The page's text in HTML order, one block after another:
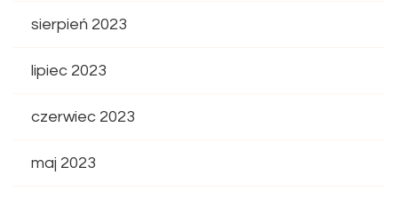
sierpień 2023
lipiec 2023
czerwiec 2023
maj 2023